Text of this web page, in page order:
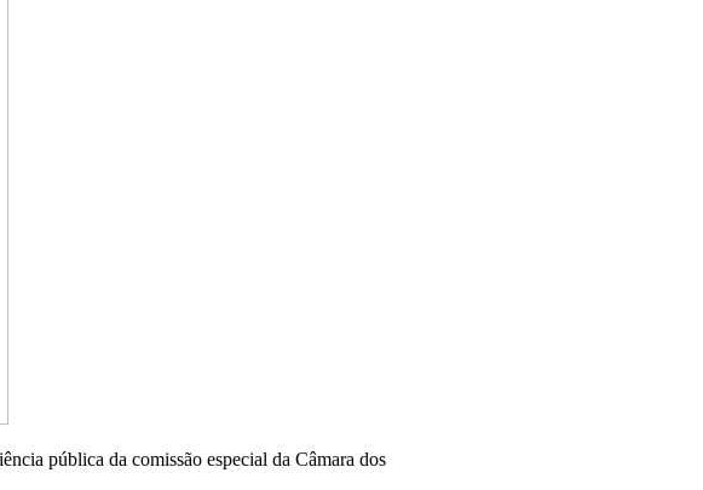
pública da comissão especial da Câmara dos